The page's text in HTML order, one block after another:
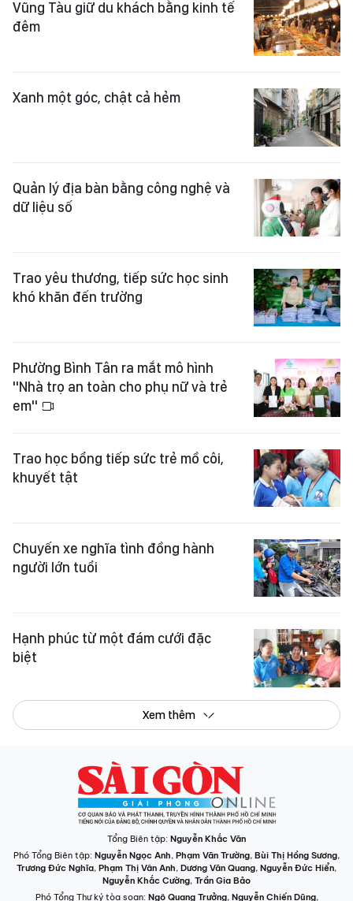
Vũng Tàu giữ du khách bằng kinh tế
đêm
Xanh một góc, chật cả hẻm
Quản lý địa bàn bằng công nghệ và
dữ liệu số
Trao yêu thương, tiếp sức học sinh
khó khăn đến trường
Phường Bình Tân ra mắt mô hình
"Nhà trọ an toàn cho phụ nữ và trẻ
em"
Trao học bổng tiếp sức trẻ mồ côi,
khuyết tật
Chuyến xe nghĩa tình đồng hành
người lớn tuổi
Hạnh phúc từ một đám cưới đặc
biệt
Xem thêm
Tổng Biên tập: Nguyễn Khắc Văn
Phó Tổng Biên tập: Nguyễn Ngọc Anh, Phạm Văn Trường, Bùi Thị Hồng Sương,
Trương Đức Nghĩa, Phạm Thị Vân Anh, Dương Văn Quang, Nguyễn Đức Hiển,
Nguyễn Khắc Cường, Trần Gia Bảo
Phó Tổng Thư ký tòa soạn: Ngô Quang Trưởng, Nguyễn Chiến Dũng,